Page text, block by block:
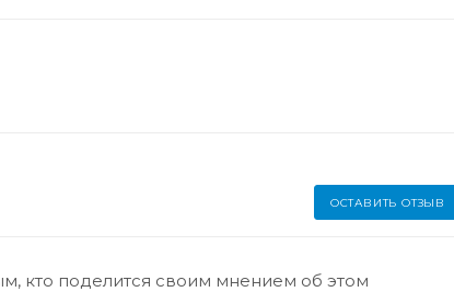
ОСТАВИТЬ ОТЗЫВ
кто поделится своим мнением об этом